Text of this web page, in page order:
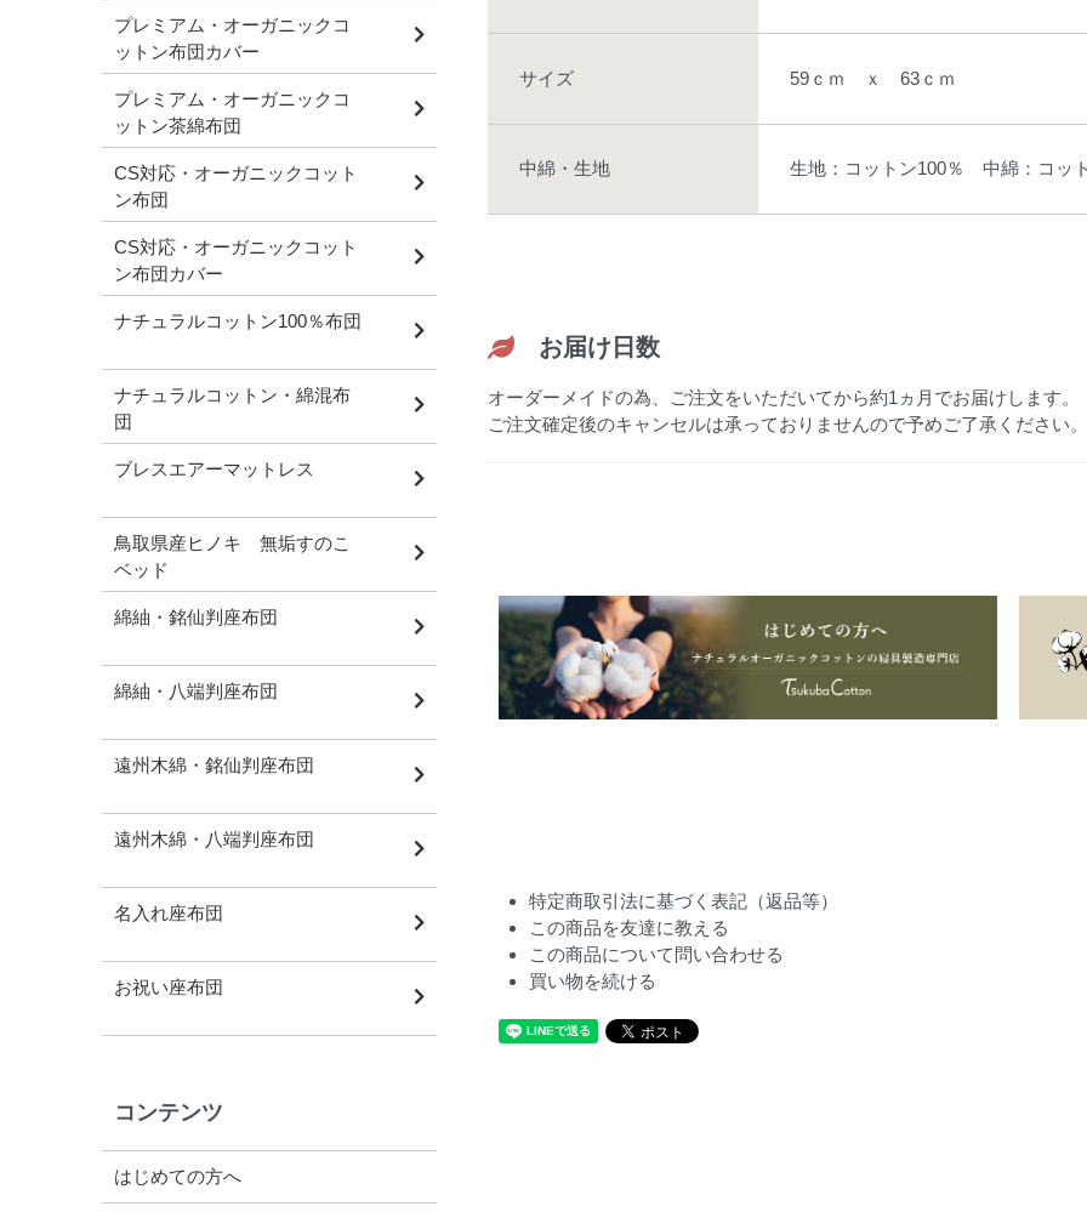
サイズ 59ｃｍ ｘ 63ｃｍ
中綿・生地 生地：コットン100％ 中綿：コッ
お届け日数
オーダーメイドの為、ご注文をいただいてから約1ヵ月でお届けします。
ご注文確定後のキャンセルは承っておりませんので予めご了承ください。
特定商取引法に基づく表記（返品等）
この商品を友達に教える
この商品について問い合わせる
買い物を続ける
プレミアム・オーガニックコ
ットン布団カバー
プレミアム・オーガニックコ
ットン茶綿布団
CS対応・オーガニックコット
ン布団
CS対応・オーガニックコット
ン布団カバー
ナチュラルコットン100％布団
ナチュラルコットン・綿混布
団
ブレスエアーマットレス
鳥取県産ヒノキ 無垢すのこ
ベッド
綿紬・銘仙判座布団
綿紬・八端判座布団
遠州木綿・銘仙判座布団
遠州木綿・八端判座布団
名入れ座布団
お祝い座布団
コンテンツ
はじめての方へ